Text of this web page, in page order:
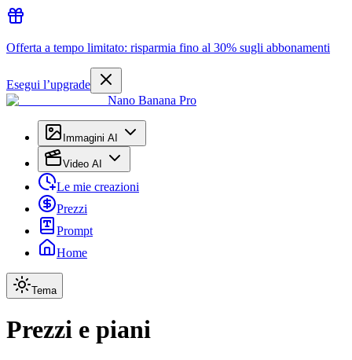
Offerta a tempo limitato: risparmia fino al 30% sugli abbonamenti
Esegui l’upgrade
Nano Banana Pro
Immagini AI
Video AI
Le mie creazioni
Prezzi
Prompt
Home
Tema
Prezzi e piani